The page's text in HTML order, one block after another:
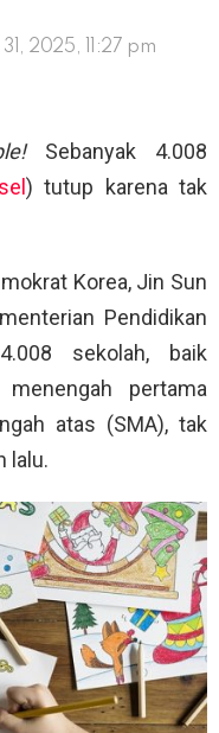
2025, 11:27 pm
Sebanyak 4.008
) tutup karena tak
Korea, Jin Sun
Pendidikan
sekolah, baik
pertama
atas (SMA), tak
lalu.